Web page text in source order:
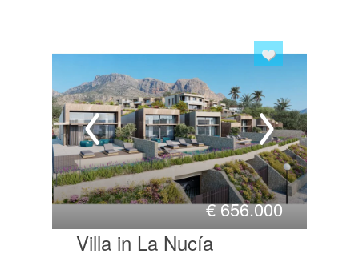
€656.000
Villa in La Nucía